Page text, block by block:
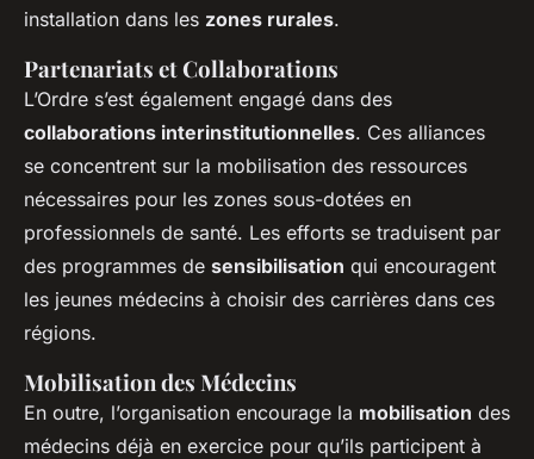
installation dans les zones rurales.
Partenariats et Collaborations
L’Ordre s’est également engagé dans des
collaborations interinstitutionnelles. Ces alliances
se concentrent sur la mobilisation des ressources
nécessaires pour les zones sous-dotées en
professionnels de santé. Les efforts se traduisent par
des programmes de sensibilisation qui encouragent
les jeunes médecins à choisir des carrières dans ces
régions.
Mobilisation des Médecins
En outre, l’organisation encourage la mobilisation des
médecins déjà en exercice pour qu’ils participent à